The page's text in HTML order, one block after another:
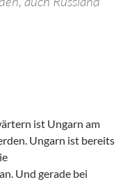
ist Ungarn am
Ungarn ist bereits
Und gerade bei